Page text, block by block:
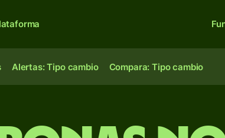
Alertas: Tipo cambio Compara: Tipo cambio